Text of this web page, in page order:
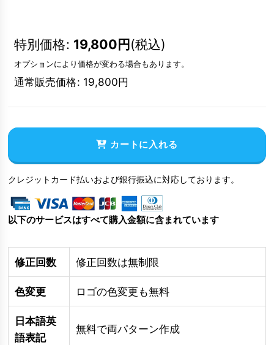
特別価格: 19,800円(税込)
オプションにより価格が変わる場合もあります。
通常販売価格: 19,800円
カートに入れる
クレジットカード払いおよび銀行振込に対応しております。
以下のサービスはすべて購入金額に含まれています
修正回数 修正回数は無制限
色変更 ロゴの色変更も無料
日本語英
語表記
無料で両パターン作成